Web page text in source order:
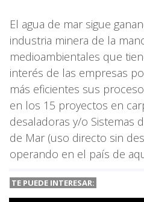
El agua de mar sigue
industria minera de la
medioambientales que
interés de las empresas
más eficientes sus
en los 15 proyectos en
desaladoras y/o Sistemas
de Mar (uso directo sin
operando en el país de
TE PUEDE INTERESAR: